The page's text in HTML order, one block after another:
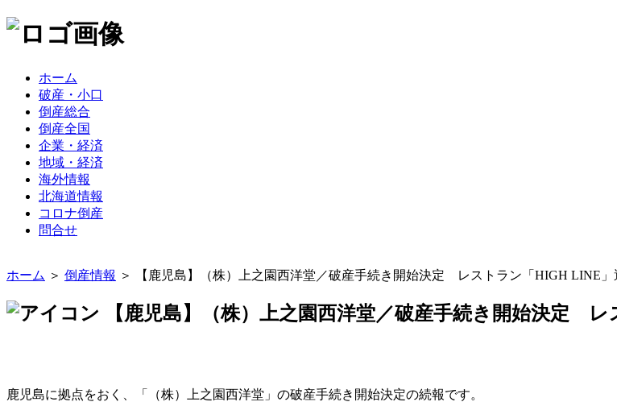
ホーム
破産・小口
倒産総合
倒産全国
企業・経済
地域・経済
海外情報
北海道情報
コロナ倒産
問合せ
ホーム ＞ 倒産情報 ＞ 【鹿児島】（株）上之園西洋堂／破産手続き開始決定 レストラン「HIGH LINE
【鹿児島】（株）上之園西洋堂／破産手続き開始決定
鹿児島に拠点をおく、「（株）上之園西洋堂」の破産手続き開始決定の続報です。